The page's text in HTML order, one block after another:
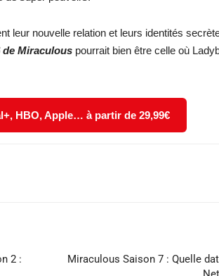
leur nouvelle relation et leurs identités
de Miraculous pourrait bien être celle où
HBO, Apple… à partir de 29,99€
2 :
Miraculous Saison 7 : Quelle